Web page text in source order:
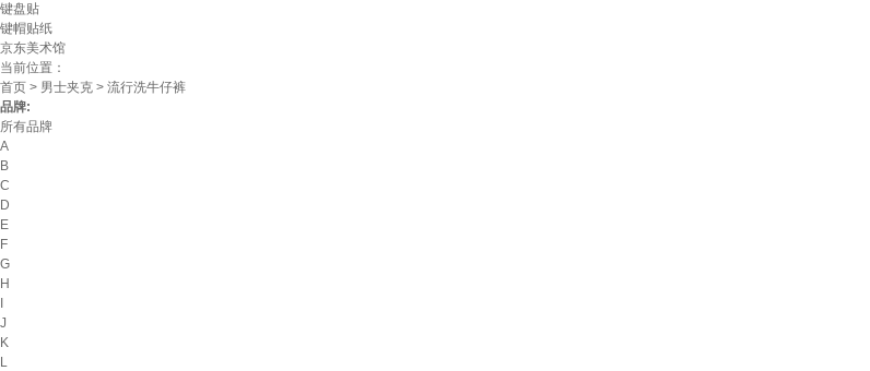
键盘贴
键帽贴纸
京东美术馆
当前位置：
首页 > 男士夹克 > 流行洗牛仔裤
品牌:
所有品牌
A
B
C
D
E
F
G
H
J
K
L